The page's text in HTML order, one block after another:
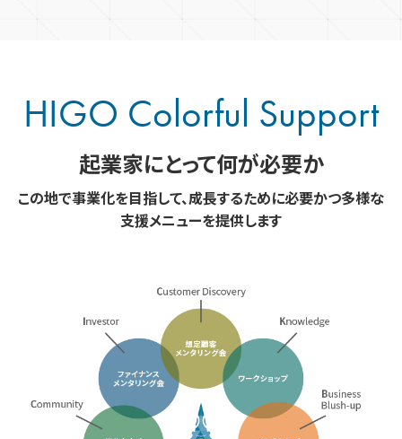
HIGO Colorful Support
起業家にとって何が必要か
この地で事業化を目指して、成長するために必要かつ多様な
支援メニューを提供します